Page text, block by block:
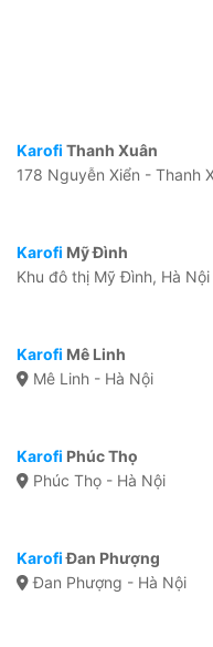
Karofi Thanh Xuân
178 Nguyễn Xiển - Thanh
Karofi Mỹ Đình
Khu đô thị Mỹ Đình, Hà Nội
Karofi Mê Linh
Mê Linh - Hà Nội
Karofi Phúc Thọ
Phúc Thọ - Hà Nội
KarofiĐan Phượng
Đan Phượng - Hà Nội